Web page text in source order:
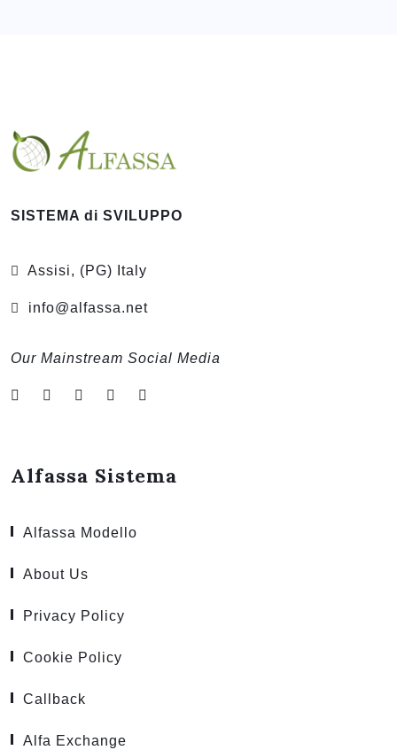
SISTEMA di SVILUPPO
Assisi, (PG) Italy
info@alfassa.net
Our Mainstream Social Media
Alfassa Sistema
Alfassa Modello
About Us
Privacy Policy
Cookie Policy
Callback
Alfa Exchange